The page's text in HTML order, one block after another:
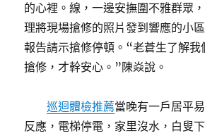
的心裡。線，一邊安撫圍不雅群眾
理將現場搶修的照片發到響應的小
報告請示搶修停頓。“老蒼生了解我
搶修，才幹安心。”陳焱說。
巡迴體檢推薦當晚有一戶居平易
反應，電梯停電，家里沒水，白叟